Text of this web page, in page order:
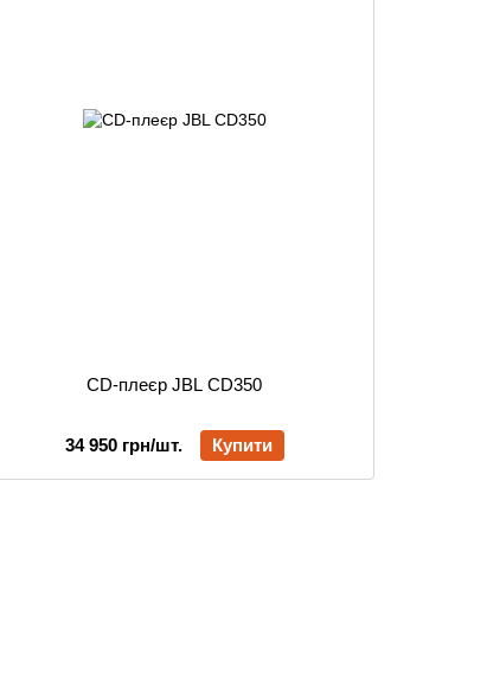
CD-плеєр JBL CD350
34 950 грн/шт. Купити